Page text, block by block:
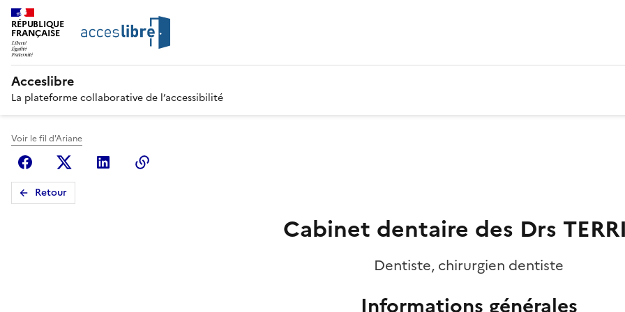
RÉPUBLIQUE
FRANÇAISE
Acceslibre
La plateforme collaborative de l’accessibilité
Voir le fil d'Ariane
FacebookX (anciennement Twitter)
Linkedin
Retour
Cabinet dentaire des Drs
Dentiste, chirurgien dentiste
Informations générales